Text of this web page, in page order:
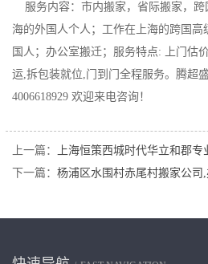
服务内容：市内搬家，省际搬家，跨
海的外国人个人；工作在上海的跨国
国人；办公室搬迁；服务特点: 上门估
运,拆包装就位,门到门全程服务。腾超
4006618929 欢迎来电咨询！
上一篇：
上海恒策西城时代华立和郡专
下一篇： 杨浦区水围村赤尾村搬家公司